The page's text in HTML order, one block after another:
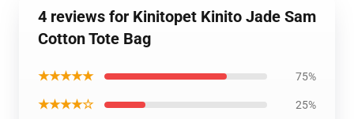
4 reviews for Kinitopet Kinito Jade Sam
Cotton Tote Bag
★★★★★ 75%
★★★★☆ 25%